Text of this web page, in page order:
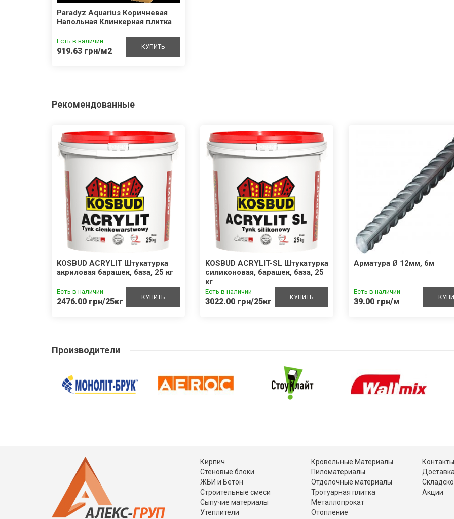
Paradyz Aquarius Коричневая
Напольная Клинкерная плитка
Есть в наличии
919.63 грн/м2 КУПИТЬ
Рекомендованные
KOSBUD ACRYLIT Штукатурка
акриловая барашек, база, 25 кг
Есть в наличии
2476.00 грн/25кг КУПИТЬ
KOSBUD ACRYLIT-SL Штукатурка
силиконовая, барашек, база, 25
кг
Есть в наличии
3022.00 грн/25кг КУПИТЬ
Арматура Ø 12мм, 6м
Есть в наличии
39.00 грн/м
Производители
Кирпич
Стеновые блоки
ЖБИ и Бетон
Строительные смеси
Сыпучие материалы
Утеплители
Кровельные Материалы
Пиломатериалы
Отделочные материалы
Тротуарная плитка
Металлопрокат
Отопление
Контакты
Акции